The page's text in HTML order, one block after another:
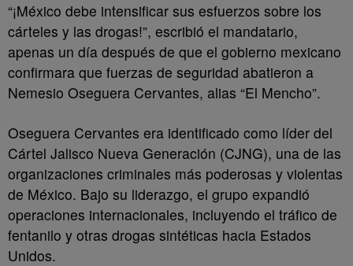
“¡México debe intensificar sus esfuerzos sobre los
cárteles y las drogas!”, escribió el mandatario,
apenas un día después de que el gobierno mexicano
confirmara que fuerzas de seguridad abatieron a
Nemesio Oseguera Cervantes, alias “El Mencho”.
Oseguera Cervantes era identificado como líder del
Cártel Jalisco Nueva Generación (CJNG), una de las
organizaciones criminales más poderosas y violentas
de México. Bajo su liderazgo, el grupo expandió
operaciones internacionales, incluyendo el tráfico de
fentanilo y otras drogas sintéticas hacia Estados
Unidos.